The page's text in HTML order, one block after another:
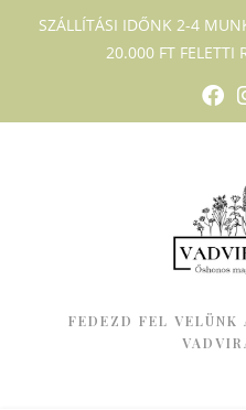
SZÁLLÍTÁSI IDŐNK 2-4
20.000 FT FELETTI
FEDEZD FEL VELÜNK